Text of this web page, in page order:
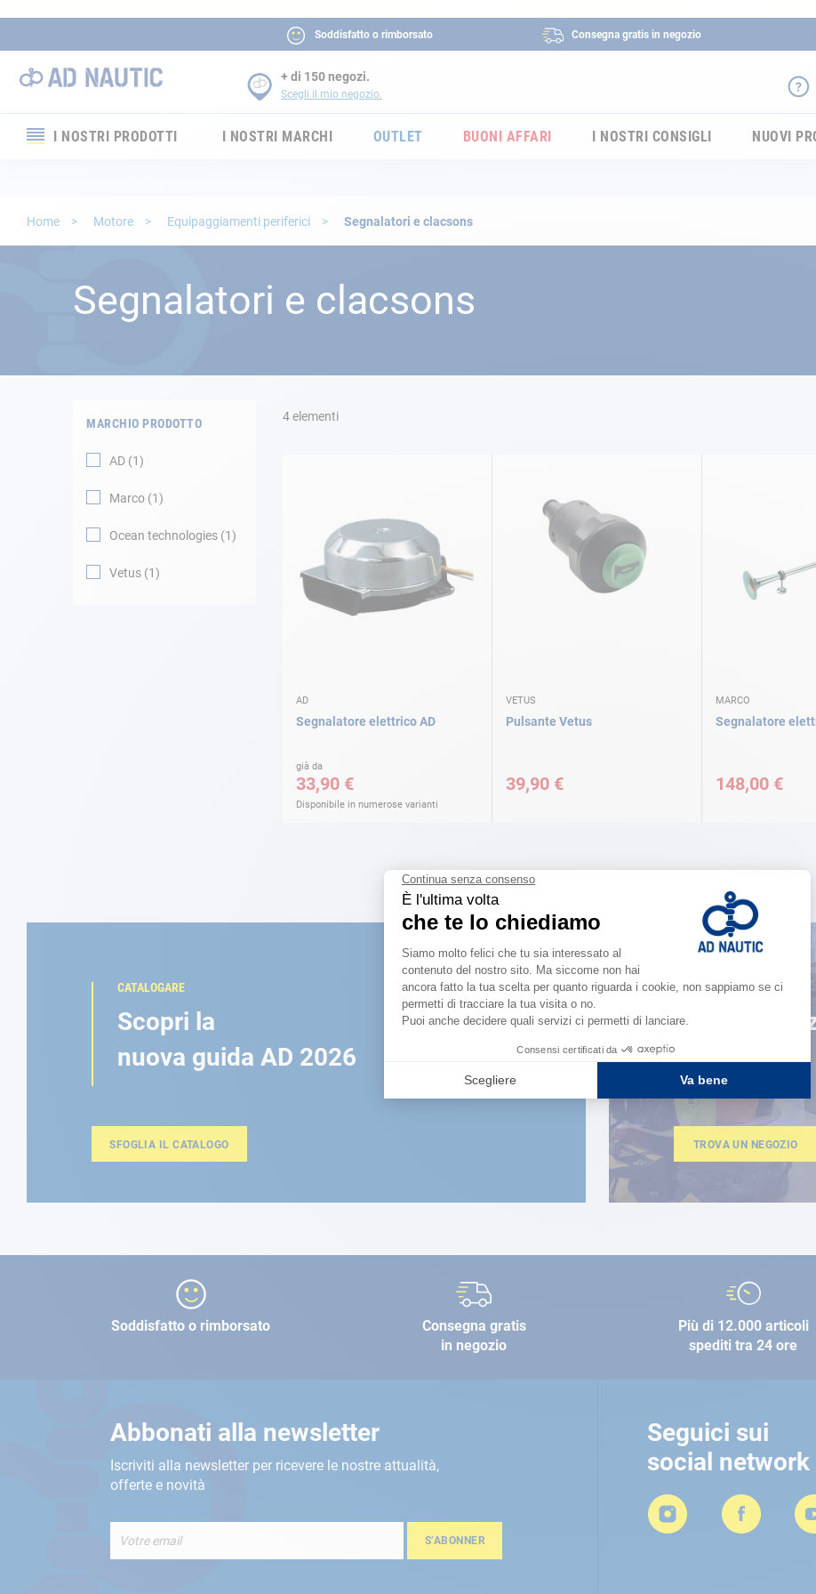
Soddisfatto o rimborsato Consegna gratis in negozio
+ di 150 negozi.
Scegli il mio negozio.
I NOSTRI PRODOTTI
Elettricità
Sicurezza
I NOSTRI MARCHI OUTLET BUONI AFFARI I NOSTRI CONSIGLI NUOVI
Home Motore Equipaggiamenti periferici Segnalatori e clacsons
Segnalatori e clacsons
4elementi
AD
Segnalatore elettrico AD
già da
33,90 €
Disponibile in numerose varianti
VETUS
Pulsante Vetus
39,90 €
MARCO
Segnalatore
148,00 €
MARCHIO PRODOTTO
AD 1
Marco 1
Ocean technologies 1
Vetus 1
CATALOGARE
Scopri la
nuova guida AD 2026
SFOGLIA IL CATALOGO
VICINO A TE
150
la forza
TROVA UN NEGOZIO
Soddisfatto o rimborsato
Consegna gratis
in negozio
Più di 12.000 articoli
spediti tra 24 ore
Abbonati alla newsletter
Iscriviti alla newsletter per ricevere le nostre attualità,
offerte e novità
alla
S’ABONNER
Seguici sui
social network